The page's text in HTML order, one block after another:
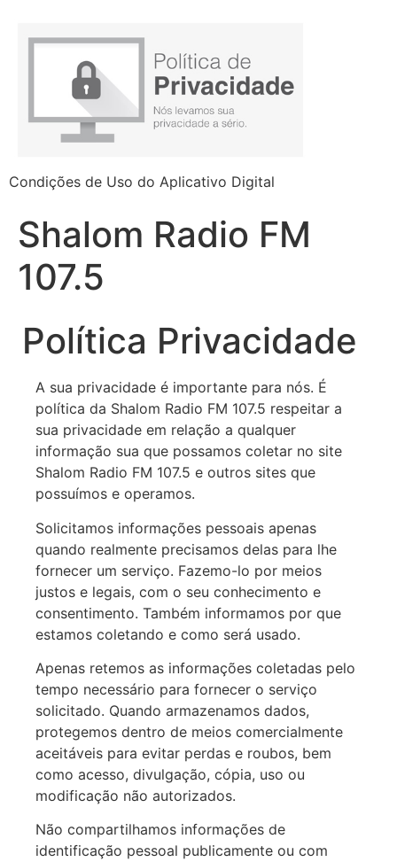
Condições de Uso do Aplicativo Digital
Shalom Radio FM
107.5
Política Privacidade
A sua privacidade é importante para nós. É
política da Shalom Radio FM 107.5 respeitar a
sua privacidade em relação a qualquer
informação sua que possamos coletar no site
Shalom Radio FM 107.5 e outros sites que
possuímos e operamos.
Solicitamos informações pessoais apenas
quando realmente precisamos delas para lhe
fornecer um serviço. Fazemo-lo por meios
justos e legais, com o seu conhecimento e
consentimento. Também informamos por que
estamos coletando e como será usado.
Apenas retemos as informações coletadas pelo
tempo necessário para fornecer o serviço
solicitado. Quando armazenamos dados,
protegemos dentro de meios comercialmente
aceitáveis para evitar perdas e roubos, bem
como acesso, divulgação, cópia, uso ou
modificação não autorizados.
Não compartilhamos informações de
identificação pessoal publicamente ou com